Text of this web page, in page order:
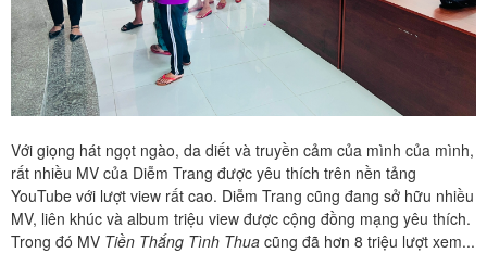
Với giọng hát ngọt ngào, da diết và truyền cảm của mình của mình,
rất nhiều MV của Diễm Trang được yêu thích trên nền tảng
YouTube với lượt view rất cao. Diễm Trang cũng đang sở hữu nhiều
MV, liên khúc và album triệu view được cộng đồng mạng yêu thích.
Trong đó MV Tiền Thắng Tình Thua cũng đã hơn 8 triệu lượt xem...